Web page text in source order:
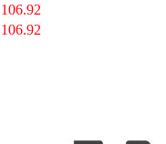
106.92
106.92